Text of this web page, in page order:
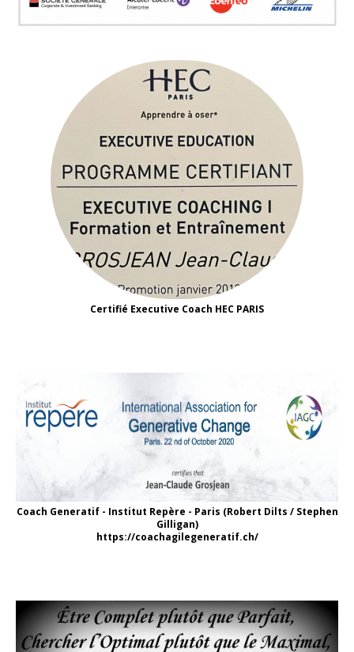
Certifié Executive Coach HEC PARIS
Coach Generatif - Institut Repère - Paris (Robert Dilts / Stephen
Gilligan)
https://coachagilegeneratif.ch/